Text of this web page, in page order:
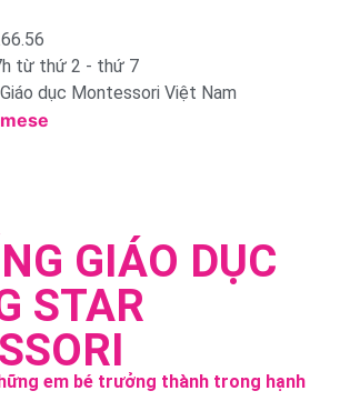
từ thứ 2 - thứ 7
dục Montessori Việt Nam
GIÁO DỤC
STAR
em bé trưởng thành trong hạnh